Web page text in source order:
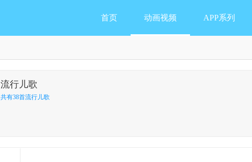
首页 动画视频 APP系列
流行儿歌
共有38首流行儿歌